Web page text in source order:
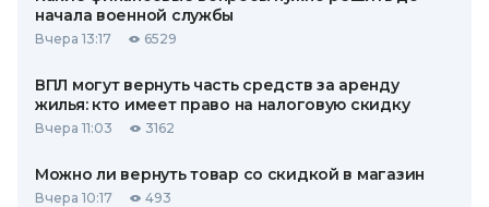
начала военной службы
Вчера 13:17 6529
ВПЛ могут вернуть часть средств за аренду
жилья: кто имеет право на налоговую скидку
Вчера 11:03 3162
Можно ли вернуть товар со скидкой в ​​магазин
Вчера 10:17 493